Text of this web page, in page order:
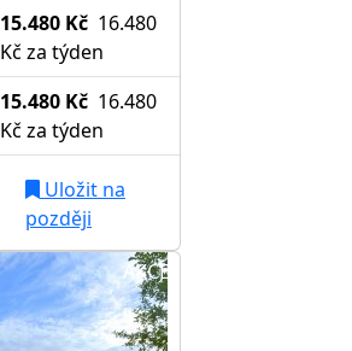
15.480 Kč 16.480
Kč za týden
15.480 Kč 16.480
Kč za týden
Uložit na
později
AKCE